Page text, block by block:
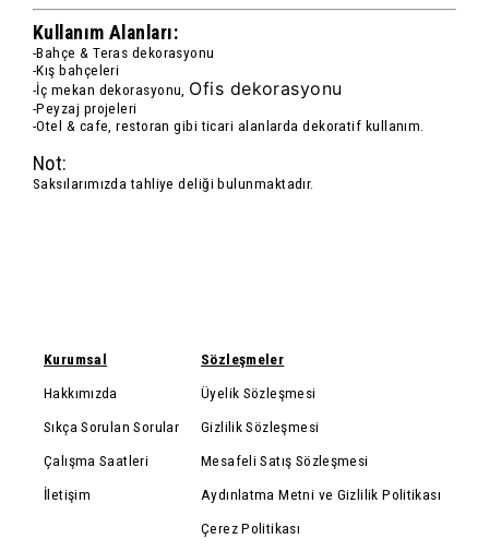
Kullanım Alanları:
-Bahçe & Teras dekorasyonu
-Kış bahçeleri
-İç mekan dekorasyonu, Ofis dekorasyonu
-Peyzaj projeleri
-Otel & cafe, restoran gibi ticari alanlarda dekoratif kullanım.
Not:
Saksılarımızda tahliye deliği bulunmaktadır.
Kurumsal
Hakkımızda
Sıkça Sorulan Sorular
Çalışma Saatleri
İletişim
Sözleşmeler
Üyelik Sözleşmesi
Gizlilik Sözleşmesi
Mesafeli Satış Sözleşmesi
Aydınlatma Metni ve Gizlilik Politikası
Çerez Politikası